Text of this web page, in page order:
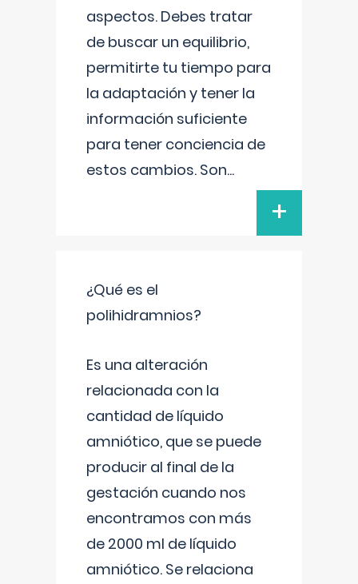
aspectos. Debes tratar
de buscar un equilibrio,
permitirte tu tiempo para
la adaptación y tener la
información suficiente
para tener conciencia de
estos cambios. Son...
+
¿Qué es el
polihidramnios?
Es una alteración
relacionada con la
cantidad de líquido
amniótico, que se puede
producir al final de la
gestación cuando nos
encontramos con más
de 2000 ml de líquido
amniótico. Se relaciona